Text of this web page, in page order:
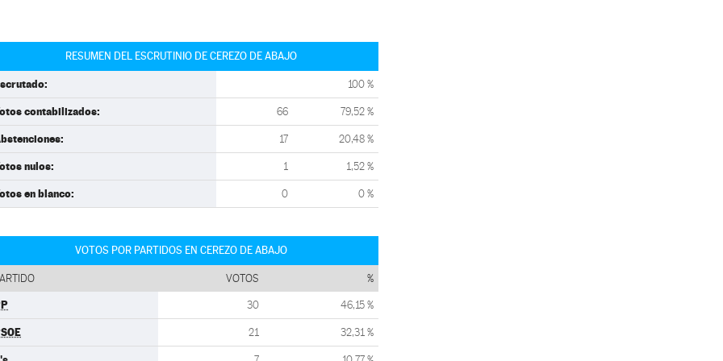
RESUMEN DEL ESCRUTINIO DE CEREZO DE ABAJO
100 %
contabilizados: 66 79,52 %
17 20,48 %
nulos: 1 1,52 %
en blanco: 0 0 %
VOTOS POR PARTIDOS EN CEREZO DE ABAJO
VOTOS %
30 46,15 %
21 32,31 %